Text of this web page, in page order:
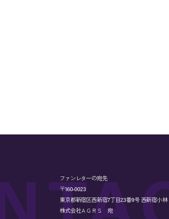
ファンレターの宛先
〒160-0023
東京都新宿区西新宿7丁目23番9号 西新宿小林
株式会社ＡＧＲＳ 宛